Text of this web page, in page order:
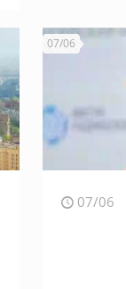
07/06
07/06